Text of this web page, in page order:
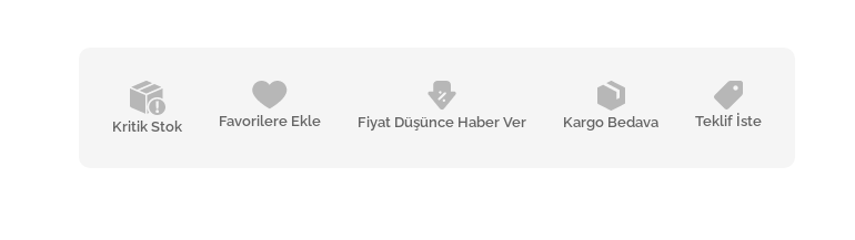
Kritik Stok Favorilere Ekle Fiyat Düşünce Haber Ver Kargo Bedava Teklif İste